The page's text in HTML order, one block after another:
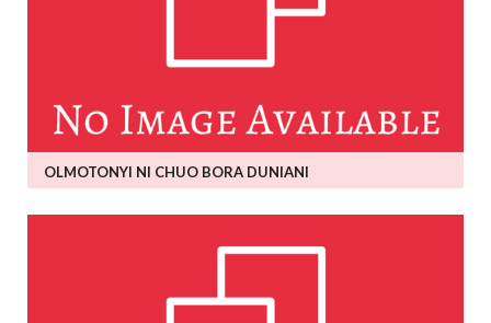
OLMOTONYI NI CHUO BORA DUNIANI